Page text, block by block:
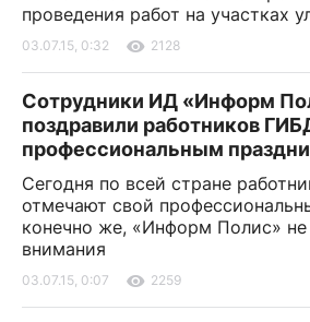
проведения работ на участках
03.07.15, 0:32 2128
Сотрудники ИД «Информ
поздравили работников
профессиональным
Сегодня по всей стране
отмечают свой
конечно же, «Информ Полис» не
внимания
03.07.15, 0:07 2259